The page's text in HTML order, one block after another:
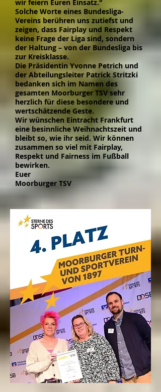
wir feiern Euren Einsatz.“
Solche Worte eines Bundesliga-
Vereins berühren uns zutiefst und
zeigen, dass Fairplay und Respekt
keine Frage der Liga sind, sondern
der Haltung – von der Bundesliga bis
zur Kreisklasse.
Die Präsidentin Yvonne Petrich und
der Abteilungsleiter Patrick Stritzki
bedanken sich im Namen des
gesamten Moorburger TSV sehr
herzlich für diese besondere und
wertschätzende Geste.
Wir wünschen Eintracht Frankfurt
eine besinnliche Weihnachtszeit und
bleibt so, wie ihr seid. Wir können
zusammen so viel mit Fairplay,
Respekt und Fairness im Fußball
bewirken.
Euer
Moorburger TSV